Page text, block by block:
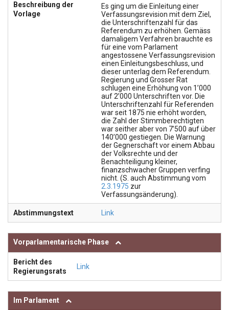
Beschreibung der
Vorlage
Es ging um die Einleitung einer
Verfassungsrevision mit dem Ziel,
die Unterschriftenzahl für das
Referendum zu erhöhen. Gemäss
damaligem Verfahren brauchte es
für eine vom Parlament
angestossene Verfassungsrevision
einen Einleitungsbeschluss, und
dieser unterlag dem Referendum.
Regierung und Grosser Rat
schlugen eine Erhöhung von 1’000
auf 2’000 Unterschriften vor. Die
Unterschriftenzahl für Referenden
war seit 1875 nie erhöht worden,
die Zahl der Stimmberechtigten
war seither aber von 7’500 auf über
140’000 gestiegen. Die Warnung
der Gegnerschaft vor einem Abbau
der Volksrechte und der
Benachteiligung kleiner,
finanzschwacher Gruppen verfing
nicht. (S. auch Abstimmung vom
2.3.1975 zur
Verfassungsänderung).
Abstimmungstext Link
Vorparlamentarische Phase
Bericht des
Regierungsrats
Link
Im Parlament